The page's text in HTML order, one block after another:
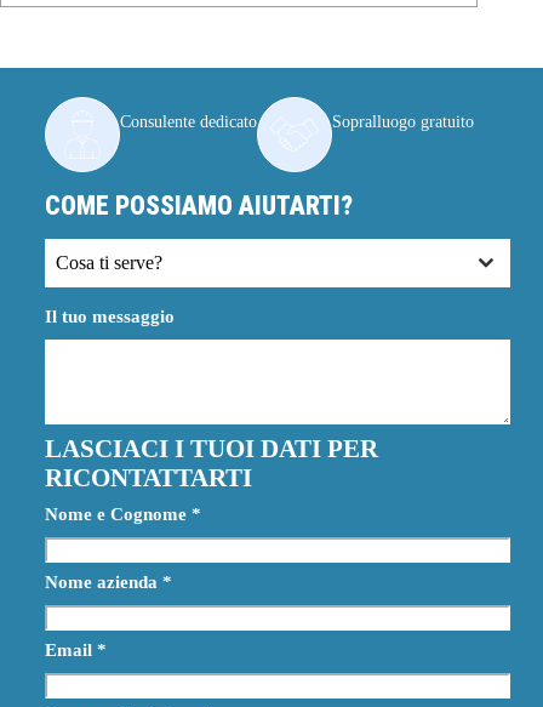
Consulente dedicato Sopralluogo gratuito
COME POSSIAMO AIUTARTI?
Cosa ti serve?
Il tuo messaggio
LASCIACI I TUOI DATI PER
RICONTATTARTI
Nome e Cognome *
Nome azienda *
Email *